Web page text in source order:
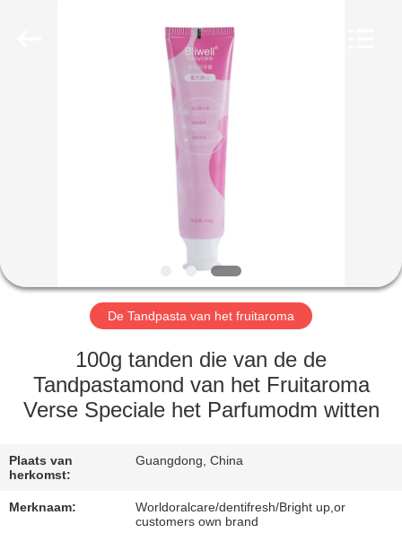
ONGEVEER
ONS
FABRIEKSREIS
KWALITEITSCONTROLE
CONTACTEER
De Tandpasta van het fruitaroma
100g tanden die van de de
Tandpastamond van het Fruitaroma
Verse Speciale het Parfumodm witten
Plaats van
herkomst:
Guangdong, China
Merknaam:
Worldoralcare/dentifresh/Bright up,or
customers own brand